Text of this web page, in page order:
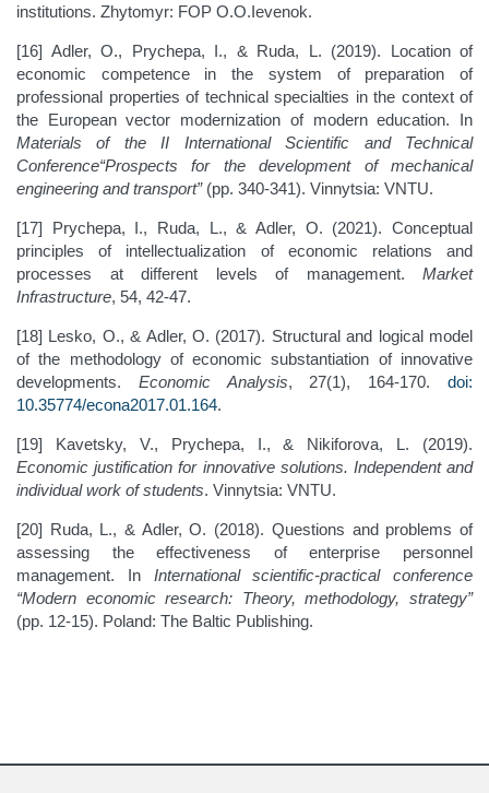
institutions. Zhytomyr: FOP O.O.Ievenok.
[16] Adler, O., Prychepa, I., & Ruda, L. (2019). Location of
economic competence in the system of preparation of
professional properties of technical specialties in the context of
the European vector modernization of modern education. In
Materials of the II International Scientific and Technical
Conference“Prospects for the development of mechanical
engineering and transport”(pp. 340-341). Vinnytsia: VNTU.
[17] Prychepa, I., Ruda, L., & Adler, O. (2021). Conceptual
principles of intellectualization of economic relations and
processes at different levels of management. Market
Infrastructure, 54, 42-47.
[18] Lesko, O., & Adler, O. (2017). Structural and logical model
of the methodology of economic substantiation of innovative
developments. Economic Analysis, 27(1), 164-170.doi:
10.35774/econa2017.01.164.
[19] Kavetsky, V., Prychepa, I., & Nikiforova, L. (2019).
Economic justification for innovative solutions. Independent and
individual work of students. Vinnytsia: VNTU.
[20] Ruda, L., & Adler, O. (2018). Questions and problems of
assessing the effectiveness of enterprise personnel
management. In International scientific-practical conference
“Modern economic research: Theory, methodology, strategy”
(pp. 12-15). Poland: The Baltic Publishing.